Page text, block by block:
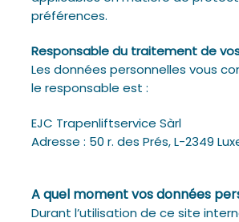
préférences.
Responsable du traitement de
Les données personnelles vous
le responsable est :
EJC Trapenliftservice Sàrl
Adresse : 50 r. des Prés, L-2349
A quel moment vos données
Durant l’utilisation de ce site